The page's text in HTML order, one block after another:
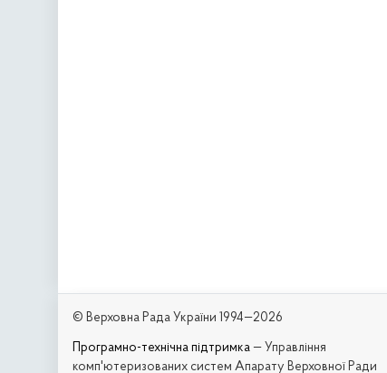
© Верховна Рада України 1994—2026
Програмно-технічна підтримка — Управління
комп'ютеризованих систем Апарату Верховної Ради